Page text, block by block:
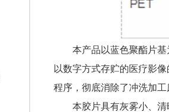
本产品以蓝色聚酯片
以数字方式存贮的医疗影
程序，彻底消除了冲洗加工
本胶片具有灰雾小、